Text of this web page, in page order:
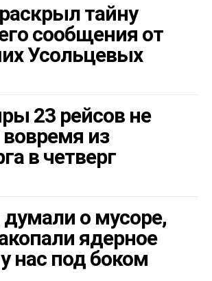
тайну
сообщения от
Усольцевых
23 рейсов не
из
в четверг
о мусоре,
ядерное
нас под боком